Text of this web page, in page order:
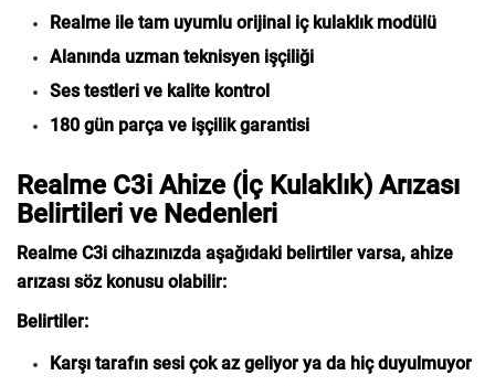
Realme ile tam uyumlu orijinal iç kulaklık modülü
Alanında uzman teknisyen işçiliği
Ses testleri ve kalite kontrol
180 gün parça ve işçilik garantisi
Realme C3i Ahize (İç Kulaklık) Arızası
Belirtileri ve Nedenleri
Realme C3i cihazınızda aşağıdaki belirtiler varsa, ahize
arızası söz konusu olabilir:
Belirtiler:
Karşı tarafın sesi çok az geliyor ya da hiç duyulmuyor